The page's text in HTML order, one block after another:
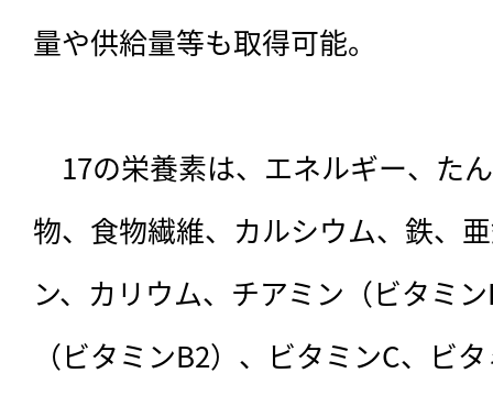
量や供給量等も取得可能。
17の栄養素は、エネルギー、た
物、食物繊維、カルシウム、鉄、
ン、カリウム、チアミン（ビタミ
（ビタミンB2）、ビタミンC、ビ